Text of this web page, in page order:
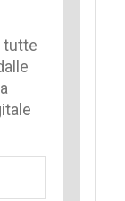
tutte